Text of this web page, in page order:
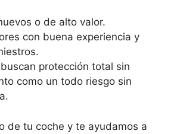
o de alto valor.
con buena experiencia y
protección total sin
como un todo riesgo sin
de tu coche y te ayudamos a